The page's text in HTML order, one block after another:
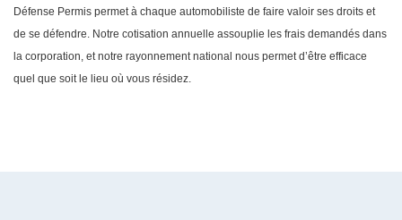
Défense Permis permet à chaque automobiliste de faire valoir ses droits et
de se défendre. Notre cotisation annuelle assouplie les frais demandés dans
la corporation, et notre rayonnement national nous permet d’être efficace
quel que soit le lieu où vous résidez.